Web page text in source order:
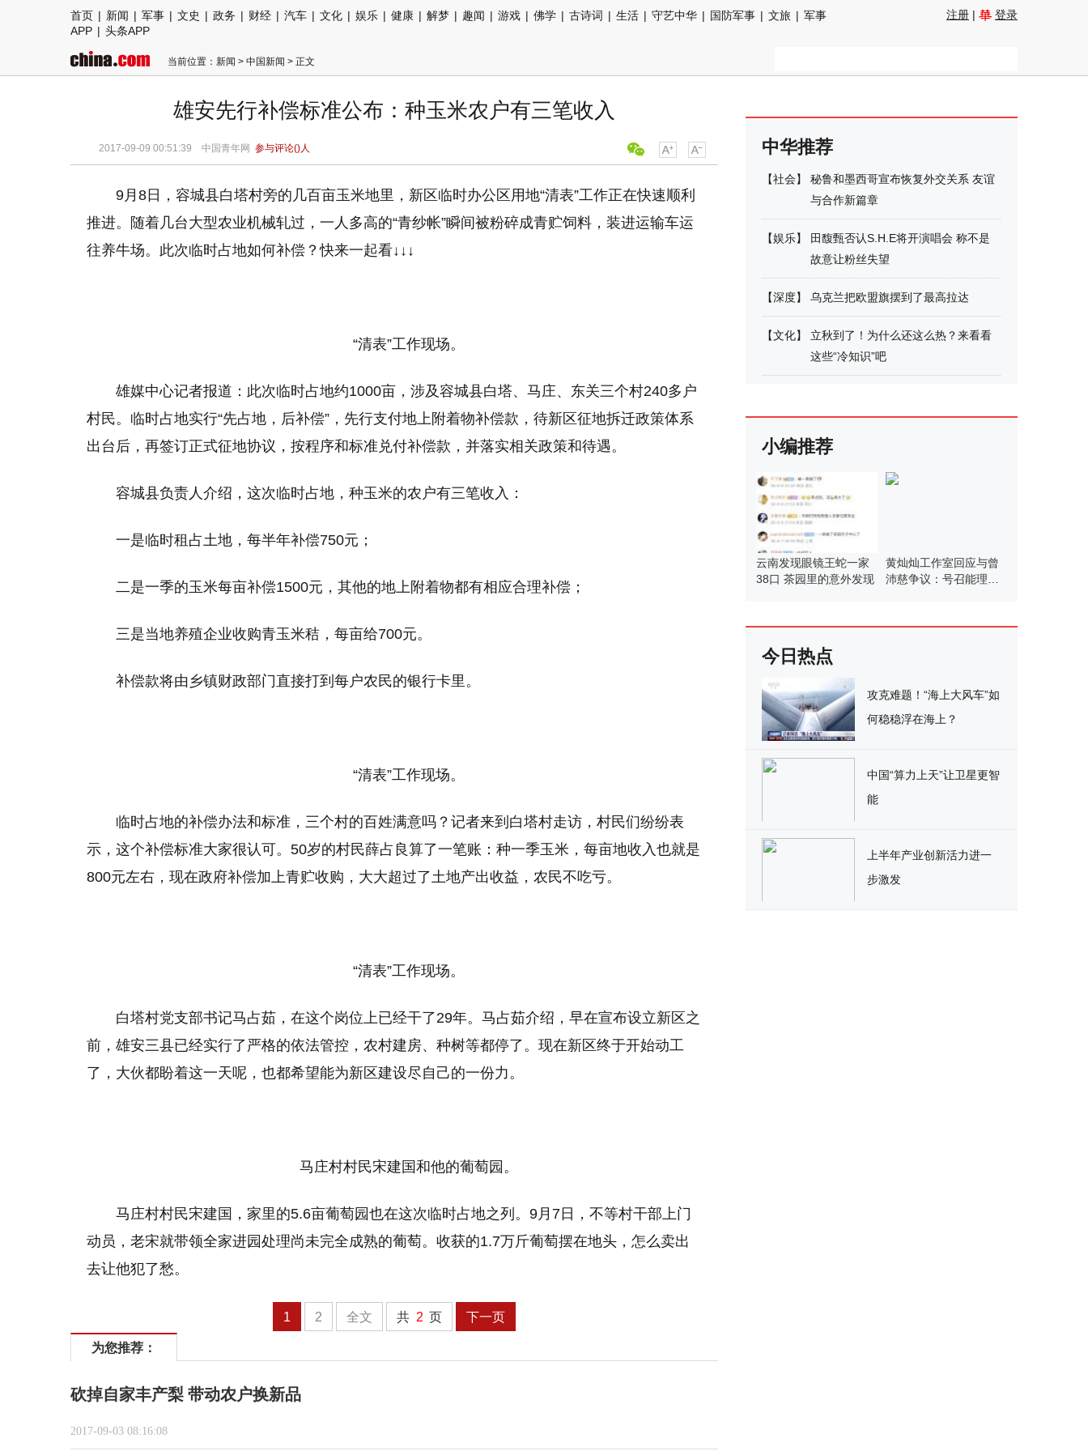
首页 | 新闻 | 军事 | 文史 | 政务 | 财经 | 汽车 | 文化 | 娱乐 | 健康 | 解梦 | 趣闻 | 游戏 | 佛学 | 古诗词 | 生活 | 守艺中华 | 国防军事 | 文旅 | 军事
APP | 头条APP
注册 | 登录
当前位置： 新闻 > 中国新闻 > 正文
雄安先行补偿标准公布：种玉米农户有三笔收入
2017-09-09 00:51:39 中国青年网 参与评论()人
9月8日，容城县白塔村旁的几百亩玉米地里，新区临时办公区用地“清表”工作正在快速顺利
推进。随着几台大型农业机械轧过，一人多高的“青纱帐”瞬间被粉碎成青贮饲料，装进运输车运
往养牛场。此次临时占地如何补偿？快来一起看↓↓↓
“清表”工作现场。
雄媒中心记者报道：此次临时占地约1000亩，涉及容城县白塔、马庄、东关三个村240多户
村民。临时占地实行“先占地，后补偿”，先行支付地上附着物补偿款，待新区征地拆迁政策体系
出台后，再签订正式征地协议，按程序和标准兑付补偿款，并落实相关政策和待遇。
容城县负责人介绍，这次临时占地，种玉米的农户有三笔收入：
一是临时租占土地，每半年补偿750元；
二是一季的玉米每亩补偿1500元，其他的地上附着物都有相应合理补偿；
三是当地养殖企业收购青玉米秸，每亩给700元。
补偿款将由乡镇财政部门直接打到每户农民的银行卡里。
“清表”工作现场。
临时占地的补偿办法和标准，三个村的百姓满意吗？记者来到白塔村走访，村民们纷纷表
示，这个补偿标准大家很认可。50岁的村民薛占良算了一笔账：种一季玉米，每亩地收入也就是
800元左右，现在政府补偿加上青贮收购，大大超过了土地产出收益，农民不吃亏。
“清表”工作现场。
白塔村党支部书记马占茹，在这个岗位上已经干了29年。马占茹介绍，早在宣布设立新区之
前，雄安三县已经实行了严格的依法管控，农村建房、种树等都停了。现在新区终于开始动工
了，大伙都盼着这一天呢，也都希望能为新区建设尽自己的一份力。
马庄村村民宋建国和他的葡萄园。
马庄村村民宋建国，家里的5.6亩葡萄园也在这次临时占地之列。9月7日，不等村干部上门
动员，老宋就带领全家进园处理尚未完全成熟的葡萄。收获的1.7万斤葡萄摆在地头，怎么卖出
去让他犯了愁。
1 2 全文 共 2 页 下一页
为您推荐：
砍掉自家丰产梨 带动农户换新品
2017-09-03 08:16:08
中华推荐
【社会】
秘鲁和墨西哥宣布恢复外交关系 友谊
与合作新篇章
【娱乐】
田馥甄否认S.H.E将开演唱会 称不是
故意让粉丝失望
【深度】 乌克兰把欧盟旗摆到了最高拉达
【文化】
立秋到了！为什么还这么热？来看看
这些“冷知识”吧
小编推荐
云南发现眼镜王蛇一家
38口 茶园里的意外发现
黄灿灿工作室回应与曾
沛慈争议：号召能理智
今日热点
攻克难题！“海上大风车”如
何稳稳浮在海上？
中国“算力上天”让卫星更智
能
上半年产业创新活力进一
步激发